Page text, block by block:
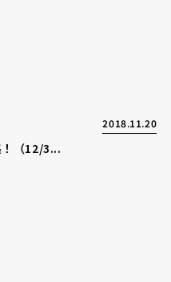
2018.11.20
（12/3...